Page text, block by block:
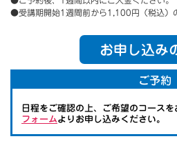
●受講期開始1週間前から1,100円（税込）
お申し込み
ご予約
日程をご確認の上、ご希望のコースを
フォームよりお申し込みください。